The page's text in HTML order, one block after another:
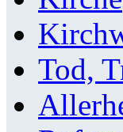
Tod,